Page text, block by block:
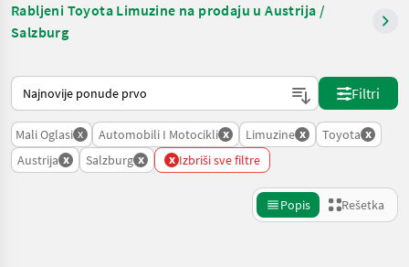
Rabljeni Toyota Limuzine na prodaju u Austrija /
Salzburg
Tako se sortira na Landwirt.com
Filtri
Mali Oglasi x Automobili I Motocikli x Limuzine x Toyota x
Austrija x Salzburg x x Izbriši sve filtre
Popis Rešetka